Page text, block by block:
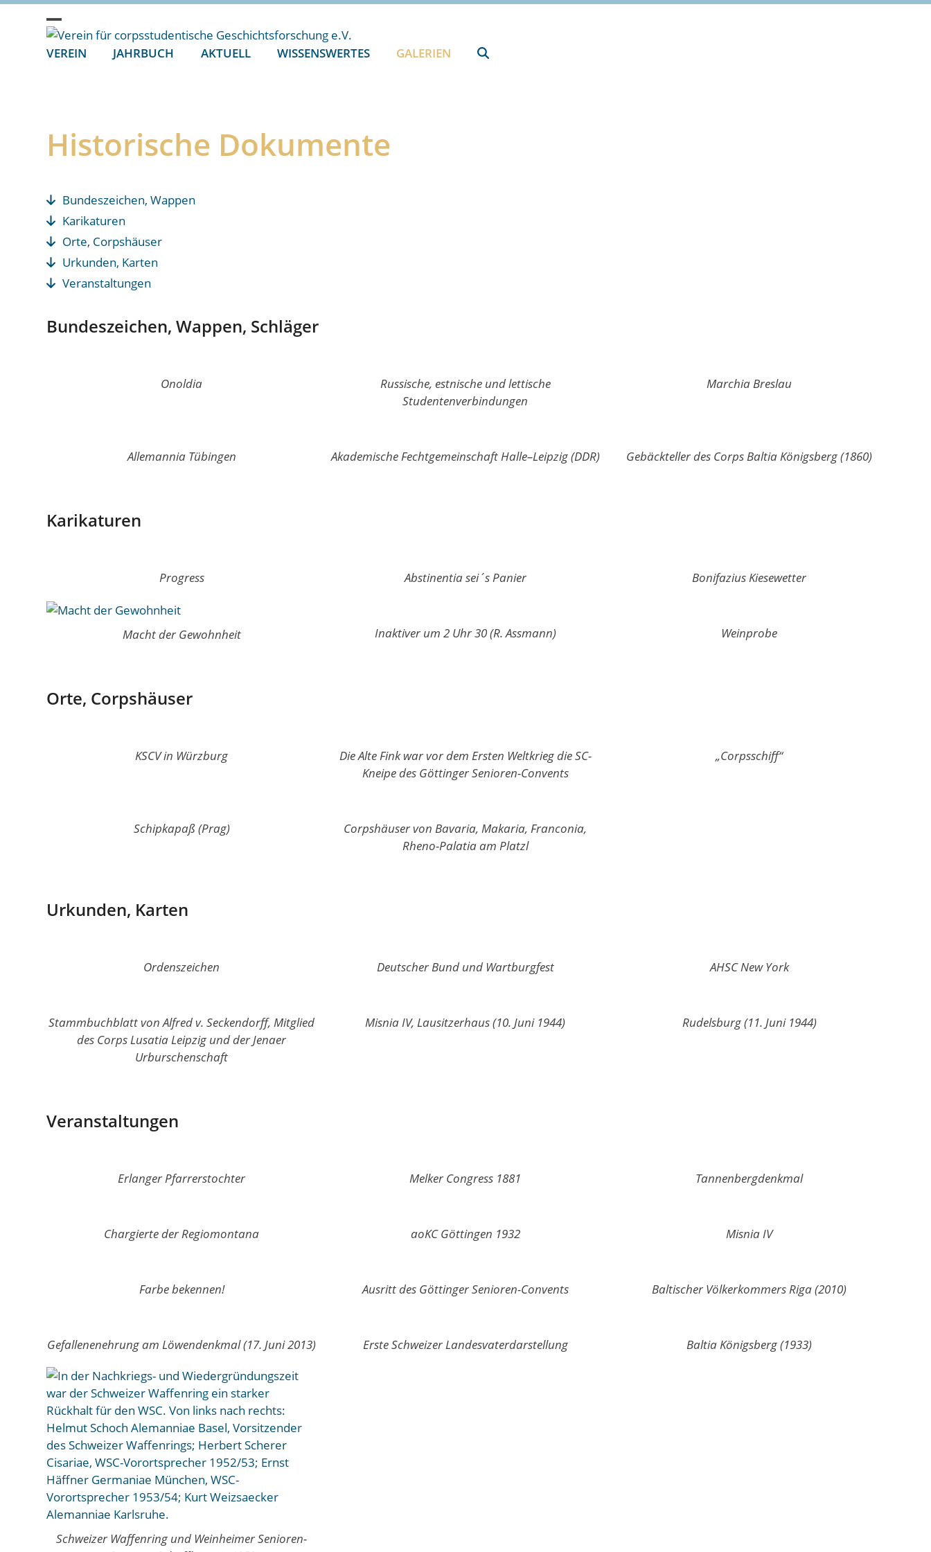
Skip
VEREIN JAHRBUCH AKTUELL WISSENSWERTES GALERIEN
Open
mobile
Close
mobile
Historische Dokumente
Bundeszeichen, Wappen
Karikaturen
Orte, Corpshäuser
Urkunden, Karten
Veranstaltungen
Bundeszeichen, Wappen, Schläger
Onoldia
Russische, estnische und lettische
Studentenverbindungen
Marchia Breslau
Allemannia Tübingen Akademische Fechtgemeinschaft Halle–Leipzig (DDR) Gebäckteller des Corps Baltia Königsberg (1860)
Karikaturen
Progress Abstinentia sei´s Panier Bonifazius Kiesewetter
Macht der Gewohnheit Inaktiver um 2 Uhr 30 (R. Assmann) Weinprobe
Orte, Corpshäuser
KSCV in Würzburg
Die Alte Fink war vor dem Ersten Weltkrieg die SC-
Kneipe des Göttinger Senioren-Convents
„Corpsschiff“
Schipkapaß (Prag)
Corpshäuser von Bavaria, Makaria, Franconia,
Rheno-Palatia am Platzl
Urkunden, Karten
Ordenszeichen Deutscher Bund und Wartburgfest AHSC New York
Stammbuchblatt von Alfred v. Seckendorff, Mitglied
des Corps Lusatia Leipzig und der Jenaer
Urburschenschaft
Misnia IV, Lausitzerhaus (10. Juni 1944) Rudelsburg (11. Juni 1944)
Veranstaltungen
Erlanger Pfarrerstochter Melker Congress 1881 Tannenbergdenkmal
Chargierte der Regiomontana aoKC Göttingen 1932 Misnia IV
Farbe bekennen! Ausritt des Göttinger Senioren-Convents Baltischer Völkerkommers Riga (2010)
Gefallenenehrung am Löwendenkmal (17. Juni 2013) Erste Schweizer Landesvaterdarstellung Baltia Königsberg (1933)
Schweizer Waffenring und Weinheimer Senioren-